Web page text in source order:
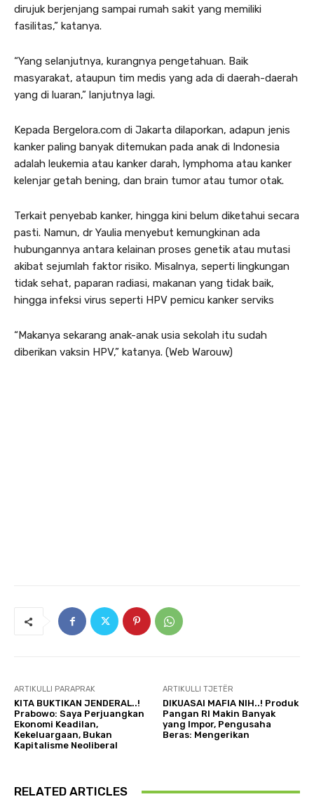
dirujuk berjenjang sampai rumah sakit yang memiliki
fasilitas,” katanya.
“Yang selanjutnya, kurangnya pengetahuan. Baik
masyarakat, ataupun tim medis yang ada di daerah-daerah
yang di luaran,” lanjutnya lagi.
Kepada Bergelora.com di Jakarta dilaporkan, adapun jenis
kanker paling banyak ditemukan pada anak di Indonesia
adalah leukemia atau kanker darah, lymphoma atau kanker
kelenjar getah bening, dan brain tumor atau tumor otak.
Terkait penyebab kanker, hingga kini belum diketahui secara
pasti. Namun, dr Yaulia menyebut kemungkinan ada
hubungannya antara kelainan proses genetik atau mutasi
akibat sejumlah faktor risiko. Misalnya, seperti lingkungan
tidak sehat, paparan radiasi, makanan yang tidak baik,
hingga infeksi virus seperti HPV pemicu kanker serviks
“Makanya sekarang anak-anak usia sekolah itu sudah
diberikan vaksin HPV,” katanya. (Web Warouw)
ARTIKULLI PARAPRAK
KITA BUKTIKAN JENDERAL..!
Prabowo: Saya Perjuangkan
Ekonomi Keadilan,
Kekeluargaan, Bukan
Kapitalisme Neoliberal
ARTIKULLI TJETËR
DIKUASAI MAFIA NIH..! Produk
Pangan RI Makin Banyak
yang Impor, Pengusaha
Beras: Mengerikan
RELATED ARTICLES